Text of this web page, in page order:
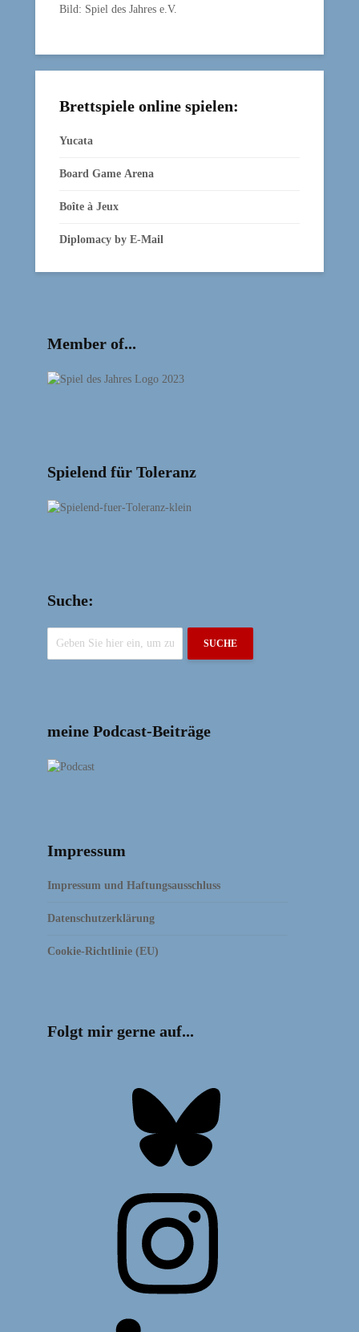
Bild: Spiel des Jahres e.V.
Brettspiele online spielen:
Yucata
Board Game Arena
Boîte à Jeux
Diplomacy by E‑Mail
Member of...
Spielend für Toleranz
Suche:
SUCHE
meine Podcast-Beiträge
Impressum
Impressum und Haftungsausschluss
Datenschutzerklärung
Cookie-Richtlinie (EU)
Folgt mir gerne auf...